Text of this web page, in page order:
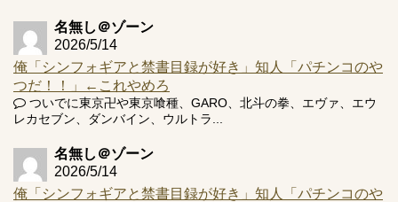
名無し＠ゾーン
2026/5/14
俺「シンフォギアと禁書目録が好き」知人「パチンコのや
つだ！！」←これやめろ
ついでに東京卍や東京喰種、GARO、北斗の拳、エヴァ、エウ
レカセブン、ダンバイン、ウルトラ...
名無し＠ゾーン
2026/5/14
俺「シンフォギアと禁書目録が好き」知人「パチンコのや